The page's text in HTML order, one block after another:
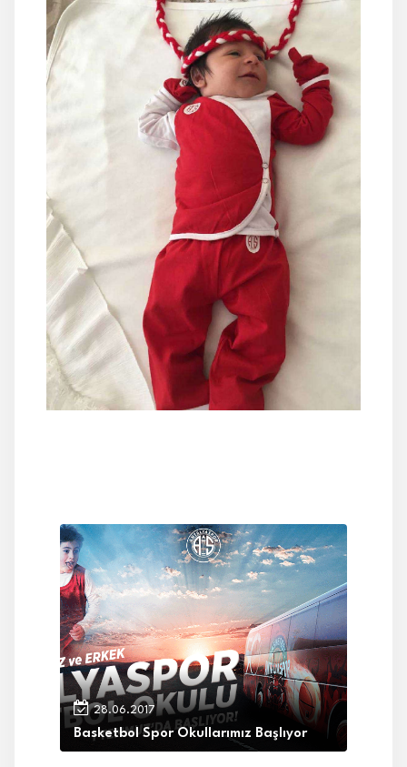
28.06.2017
Basketbol Spor Okullarımız Başlıyor